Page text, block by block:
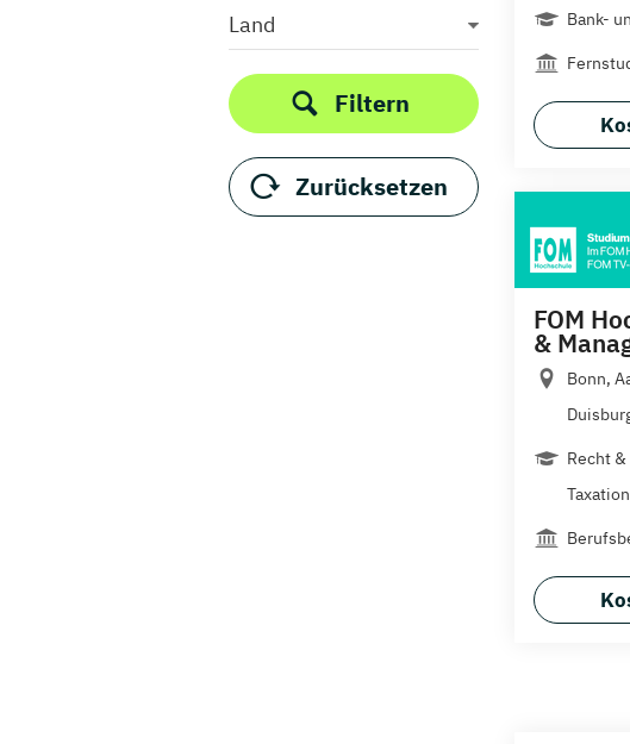
Land
Filtern
Zurücksetzen
Bank-
FOM
&
Bonn,
Recht